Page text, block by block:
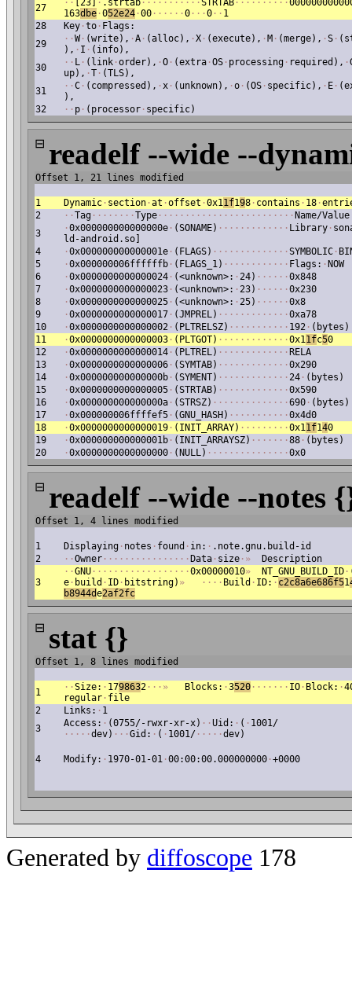
27 · · [23] · .strtab · · · · · · · · · · ·STRTAB · · · · · · · · · ·
163dbe ·052e24 ·00 · · · · · ·0 · · ·0 · · 1
28
Key ·to · Flags:
29
· ·W· (write), ·A · (alloc), ·X · (execute), · M · (merge), ·S ·
), · I · (info),
30
· · L · (link ·order), ·O · (extra ·OS · processing · required), ·
up), ·T · (TLS),
31
· ·C · (compressed), ·x · (unknown), ·o · (OS · specific), · E ·
),
32
· · p · (processor · specific)
⊟ readelf --wide --
Offset 1, 21 lines modified
1 Dynamic · section ·at ·offset ·0x11f198 · contains · 18 ·
2
· ·Tag · · · · · · · ·Type · · · · · · · · · · · · · · · · · · · · · · · · · Name/Value
3
·0x000000000000000e · (SONAME) · · · · · · · · · · · · · Library ·
ld-android.so]
4
·0x000000000000001e · (FLAGS) · · · · · · · · · · · · · ·SYMBOLIC ·
5
·0x000000006ffffffb · (FLAGS_1) · · · · · · · · · · · · Flags: · NOW
6
·0x0000000000000024 · (<unknown>: ·24) · · · · · ·0x848
7
·0x0000000000000023 · (<unknown>: ·23) · · · · · ·0x230
8
·0x0000000000000025 · (<unknown>: ·25) · · · · · ·0x8
9
·0x0000000000000017 · (JMPREL) · · · · · · · · · · · · ·0xa78
10
·0x0000000000000002 · (PLTRELSZ) · · · · · · · · · · · 192 · (bytes)
11
·0x0000000000000003 · (PLTGOT) · · · · · · · · · · · · ·0x11fc50
12
·0x0000000000000014 · (PLTREL) · · · · · · · · · · · · · RELA
13
·0x0000000000000006 · (SYMTAB) · · · · · · · · · · · · ·0x290
14
·0x000000000000000b · (SYMENT) · · · · · · · · · · · · ·24 · (bytes)
15
·0x0000000000000005 · (STRTAB) · · · · · · · · · · · · ·0x590
16
·0x000000000000000a · (STRSZ) · · · · · · · · · · · · · ·690 · (bytes)
17
·0x000000006ffffef5 · (GNU_HASH) · · · · · · · · · · ·0x4d0
18
·0x0000000000000019 · (INIT_ARRAY) · · · · · · · · ·0x11f140
19
·0x000000000000001b · (INIT_ARRAYSZ) · · · · · · ·88 · (bytes)
20
·0x0000000000000000 · (NULL) · · · · · · · · · · · · · · ·0x0
⊟ readelf --wide --notes
Offset 1, 4 lines modified
1 Displaying · notes · found · in: · .note.gnu.build-id
2
· ·Owner · · · · · · · · · · · · · · · · Data · size · » Description
3
· ·GNU · · · · · · · · · · · · · · · · · ·0x00000010» NT_GNU_BUILD_ID ·
e · build · ID · bitstring) » · · · · Build · ID: · c2c8a6e686f51
b8944de2af2fc
⊟ stat {}
Offset 1, 8 lines modified
1 · ·Size: · 1798632 · · · » Blocks: ·3520 · · · · · · · IO · Block: ·
regular · file
2
Links: · 1
3
Access: · (0755/-rwxr-xr-x) · ·Uid: · ( · 1001/
· · · · ·dev) · · ·Gid: · ( · 1001/ · · · · ·dev)
4 Modify: · 1970-01-01 ·00:00:00.000000000 ·+0000
Generated by diffoscope 178